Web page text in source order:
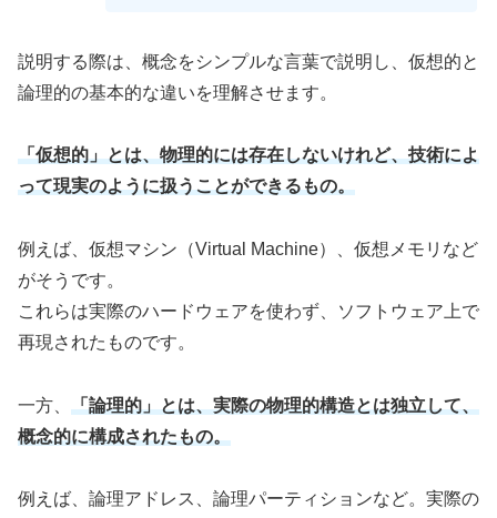
説明する際は、概念をシンプルな言葉で説明し、仮想的と
論理的の基本的な違いを理解させます。
「仮想的」とは、物理的には存在しないけれど、技術によ
って現実のように扱うことができるもの。
例えば、仮想マシン（Virtual Machine）、仮想メモリなど
がそうです。
これらは実際のハードウェアを使わず、ソフトウェア上で
再現されたものです。
一方、 「論理的」とは、実際の物理的構造とは独立して、
概念的に構成されたもの。
例えば、論理アドレス、論理パーティションなど。実際の